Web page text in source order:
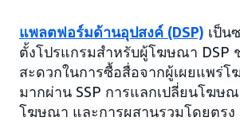
แพลตฟอร์มด้านอุปสงค์ (DSP) เป็น
ตั้งโปรแกรมสำหรับผู้โฆษณา DSP
สะดวกในการซื้อสื่อจากผู้เผยแพร่
มากผ่าน SSP การแลกเปลี่ยนโฆษณ
โฆษณา และการผสานรวมโดยตรง